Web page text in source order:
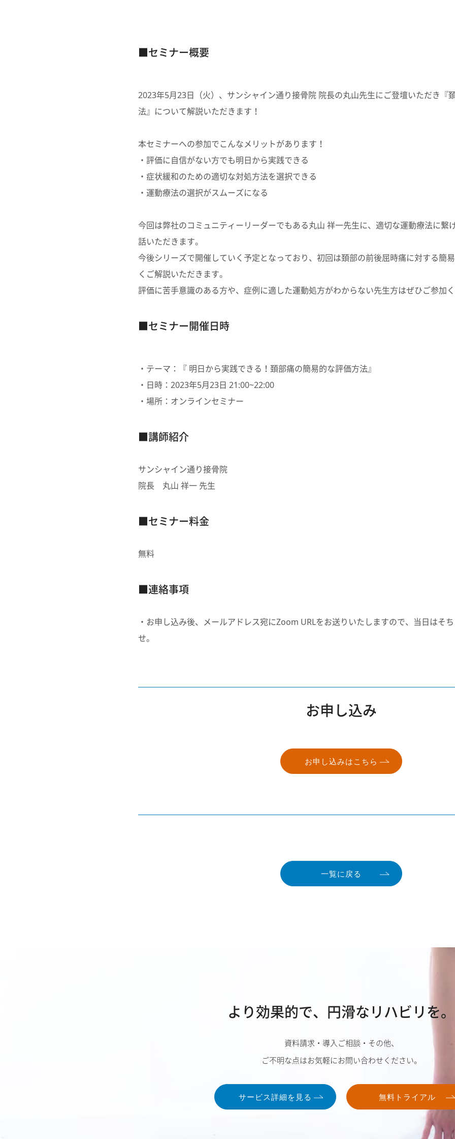
■セミナー概要
2023年5月23日（火）、サンシャイン通り接骨院 院長の丸山先生にご登壇いただき『
法』について解説いただきます！
本セミナーへの参加でこんなメリットがあります！
・評価に自信がない方でも明日から実践できる
・症状緩和のための適切な対処方法を選択できる
・運動療法の選択がスムーズになる
今回は弊社のコミュニティーリーダーでもある丸山 祥一先生に、適切な運動療法に繋
話いただきます。
今後シリーズで開催していく予定となっており、 初回は頚部の前後屈時痛に対する簡
くご解説いただきます。
評価に苦手意識のある方や、症例に適した運動処方がわからない先生方はぜひご参加く
■セミナー開催日時
・テーマ：『 明日から実践できる！頚部痛の簡易的な評価方法』
・日時：2023年5月23日 21:00~22:00
・場所：オンラインセミナー
■講師紹介
サンシャイン通り接骨院
院長 丸山 祥一 先生
■セミナー料金
無料
■連絡事項
・お申し込み後、メールアドレス宛にZoom URLをお送りいたしますので、当日はそ
せ。
お申し込み
お申し込みはこちら
一覧に戻る
より効果的で、 円滑なリハビリを。
資料請求・導入ご相談・その他、
ご不明な点はお気軽にお問い合わせください。
サービス詳細を見る 無料トライアル